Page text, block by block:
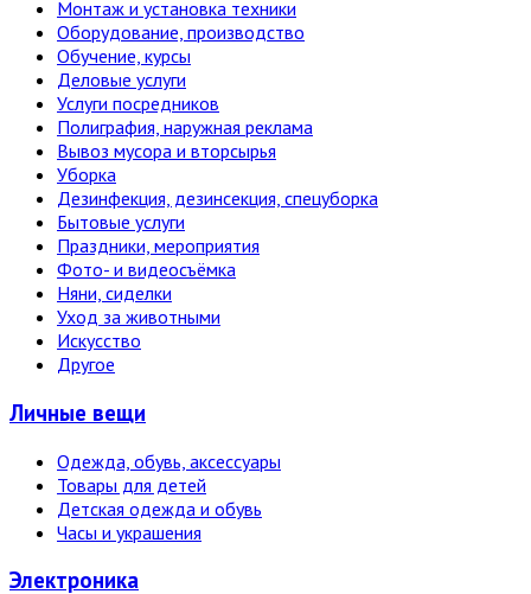
Монтаж и установка техники
Оборудование, производство
Обучение, курсы
Деловые услуги
Услуги посредников
Полиграфия, наружная реклама
Вывоз мусора и вторсырья
Уборка
Дезинфекция, дезинсекция, спецуборка
Бытовые услуги
Праздники, мероприятия
Фото- и видеосъёмка
Няни, сиделки
Уход за животными
Искусство
Другое
Личные вещи
Одежда, обувь, аксессуары
Товары для детей
Детская одежда и обувь
Часы и украшения
Электро­ника